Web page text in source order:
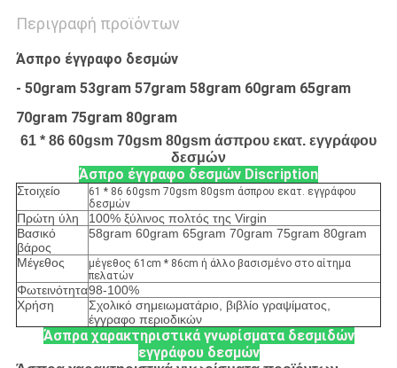
Περιγραφή προϊόντων
Άσπρο έγγραφο δεσμών
- 50gram 53gram 57gram 58gram 60gram 65gram
70gram 75gram 80gram
61 * 86 60gsm 70gsm 80gsm άσπρου εκατ. εγγράφου
δεσμών
Άσπρο έγγραφο δεσμών Discription
Στοιχείο
61 * 86 60gsm 70gsm 80gsm άσπρου εκατ. εγγράφου
δεσμών
Πρώτη ύλη
100% ξύλινος πολτός της Virgin
Βασικό
βάρος
58gram 60gram 65gram 70gram 75gram 80gram
Μέγεθος
μέγεθος 61cm * 86cm ή άλλο βασισμένο στο αίτημα
πελατών
Φωτεινότητα98-100%
Χρήση
Σχολικό σημειωματάριο, βιβλίο γραψίματος,
έγγραφο περιοδικών
Άσπρα χαρακτηριστικά γνωρίσματα δεσμιδών
εγγράφου δεσμών